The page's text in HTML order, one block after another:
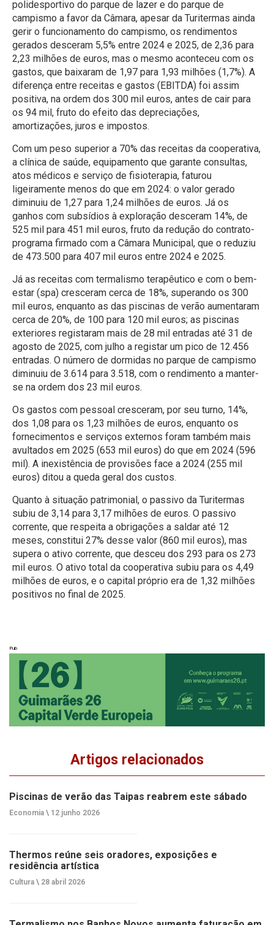
polidesportivo do parque de lazer e do parque de
campismo a favor da Câmara, apesar da Turitermas ainda
gerir o funcionamento do campismo, os rendimentos
gerados desceram 5,5% entre 2024 e 2025, de 2,36 para
2,23 milhões de euros, mas o mesmo aconteceu com os
gastos, que baixaram de 1,97 para 1,93 milhões (1,7%). A
diferença entre receitas e gastos (EBITDA) foi assim
positiva, na ordem dos 300 mil euros, antes de cair para
os 94 mil, fruto do efeito das depreciações,
amortizações, juros e impostos.
Com um peso superior a 70% das receitas da cooperativa,
a clínica de saúde, equipamento que garante consultas,
atos médicos e serviço de fisioterapia, faturou
ligeiramente menos do que em 2024: o valor gerado
diminuiu de 1,27 para 1,24 milhões de euros. Já os
ganhos com subsídios à exploração desceram 14%, de
525 mil para 451 mil euros, fruto da redução do contrato-
programa firmado com a Câmara Municipal, que o reduziu
de 473.500 para 407 mil euros entre 2024 e 2025.
Já as receitas com termalismo terapêutico e com o bem-
estar (spa) cresceram cerca de 18%, superando os 300
mil euros, enquanto as das piscinas de verão aumentaram
cerca de 20%, de 100 para 120 mil euros; as piscinas
exteriores registaram mais de 28 mil entradas até 31 de
agosto de 2025, com julho a registar um pico de 12.456
entradas. O número de dormidas no parque de campismo
diminuiu de 3.614 para 3.518, com o rendimento a manter-
se na ordem dos 23 mil euros.
Os gastos com pessoal cresceram, por seu turno, 14%,
dos 1,08 para os 1,23 milhões de euros, enquanto os
fornecimentos e serviços externos foram também mais
avultados em 2025 (653 mil euros) do que em 2024 (596
mil). A inexistência de provisões face a 2024 (255 mil
euros) ditou a queda geral dos custos.
Quanto à situação patrimonial, o passivo da Turitermas
subiu de 3,14 para 3,17 milhões de euros. O passivo
corrente, que respeita a obrigações a saldar até 12
meses, constitui 27% desse valor (860 mil euros), mas
supera o ativo corrente, que desceu dos 293 para os 273
mil euros. O ativo total da cooperativa subiu para os 4,49
milhões de euros, e o capital próprio era de 1,32 milhões
positivos no final de 2025.
Pub
Artigos relacionados
Piscinas de verão das Taipas reabrem este sábado
Economia \ 12 junho 2026
Thermos reúne seis oradores, exposições e
residência artística
Cultura \ 28 abril 2026